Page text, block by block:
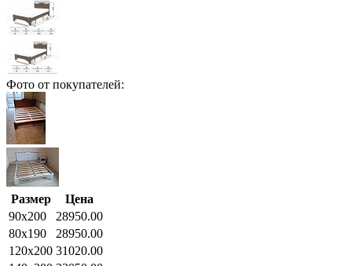
Фото от покупателей:
Размер
Цена
90x200
28950.00
80x190
28950.00
120x200 31020.00